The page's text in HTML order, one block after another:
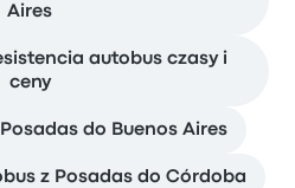
Aires
autobus czasy i
ceny
do Buenos Aires
z Posadas do Córdoba